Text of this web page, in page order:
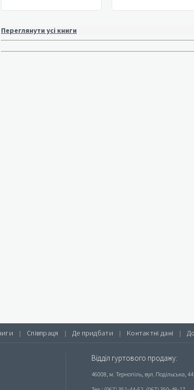
Переглянути усі книги
| Співпраця | Де придбати | Контактні дані |
Відділ гуртового продажу:
46008, м. Тернопіль, вул. Подільська, 44